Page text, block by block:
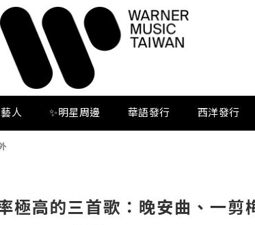
人 ✨明星周邊 華語發行 西洋發行
極高的三首歌：晚安曲、一剪